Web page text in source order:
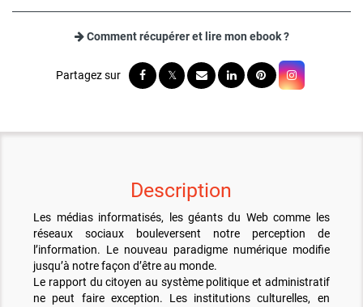
Comment récupérer et lire mon ebook ?
Description
Les médias informatisés, les géants du Web comme les
réseaux sociaux bouleversent notre perception de
l’information. Le nouveau paradigme numérique modifie
jusqu’à notre façon d’être au monde.
Le rapport du citoyen au système politique et administratif
ne peut faire exception. Les institutions culturelles, en